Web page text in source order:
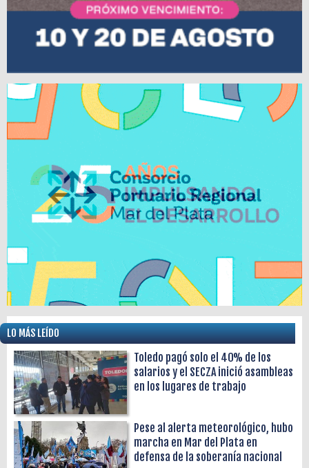
LO MÁS LEÍDO
Toledo pagó solo el 40% de los
salarios y el SECZA inició asambleas
en los lugares de trabajo
Pese al alerta meteorológico, hubo
marcha en Mar del Plata en
defensa de la soberanía nacional